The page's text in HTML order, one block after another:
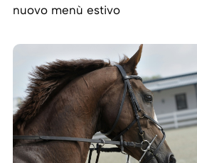
nuovo menù estivo